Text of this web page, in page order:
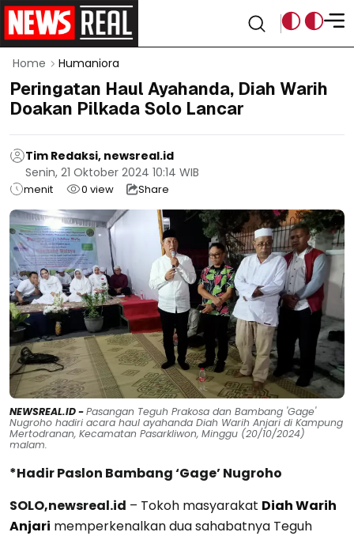
Home Humaniora
Peringatan Haul Ayahanda, Diah Warih
Doakan Pilkada Solo Lancar
Tim Redaksi, newsreal.id
Senin, 21 Oktober 2024 10:14 WIB
menit 0 view Share
NEWSREAL.ID -Pasangan Teguh Prakosa dan Bambang 'Gage'
Nugroho hadiri acara haul ayahanda Diah Warih Anjari di Kampung
Mertodranan, Kecamatan Pasarkliwon, Minggu (20/10/2024)
malam.
*Hadir Paslon Bambang ‘Gage’ Nugroho
SOLO,newsreal.id – Tokoh masyarakat Diah Warih
Anjari memperkenalkan dua sahabatnya Teguh